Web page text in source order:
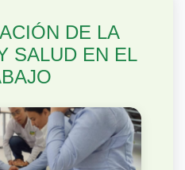
DE LA
SALUD EN EL